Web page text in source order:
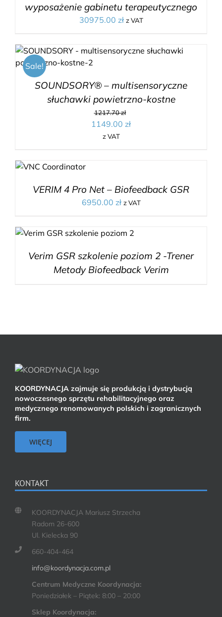
wyposażenie gabinetu terapeutycznego
30975.00 zł z VAT
Sale!
SOUNDSORY® – multisensoryczne
słuchawki powietrzno-kostne
1217.70zł
1149.00 zł
z VAT
VERIM 4 Pro Net – Biofeedback GSR
6950.00 zł z VAT
Verim GSR szkolenie poziom 2 -Trener
Metody Biofeedback Verim
KOORDYNACJA zajmuje się produkcją i dystrybucją
nowoczesnego sprzętu rehabilitacyjnego oraz
medycznego renomowanych polskich i zagranicznych
firm.
WIĘCEJ
KONTAKT
KOORDYNACJA Mariusz Strzecha
Radom 26-600
Ul. Kielecka 90
660-404-464
info@koordynacja.com.pl
Centrum Medyczne Koordynacja:
Poniedziałek – Piątek: 8:00 – 20:00
Sklep Koordynacja: